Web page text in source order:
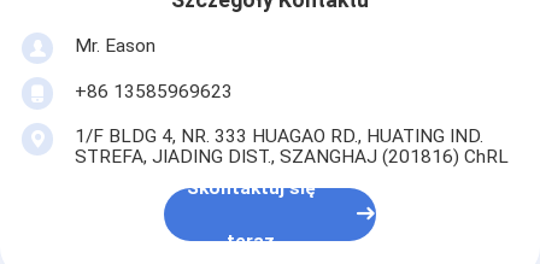
Mr. Eason
+86 13585969623
1/F BLDG 4, NR. 333 HUAGAO RD., HUATING IND.
STREFA, JIADING DIST., SZANGHAJ (201816) ChRL
Skontaktuj się
teraz